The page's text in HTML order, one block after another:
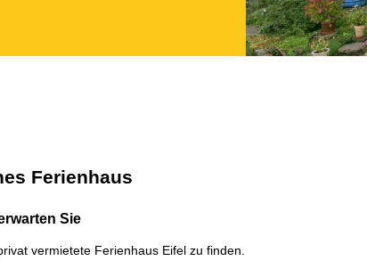
Ferienhaus
Sie
vermietete Ferienhaus Eifel zu finden.